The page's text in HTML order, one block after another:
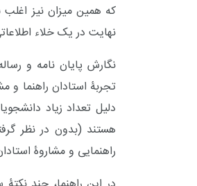
که همین میزان نیز
نهایت در یک خلاء
نگارش پایان نامه و
تجربۀ استادان راهنما
دلیل تعداد زیاد
هستند (بدون در نظر
راهنمایی و مشاروۀ